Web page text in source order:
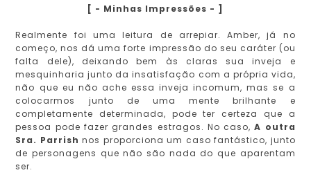
[ - Minhas Impressões - ]
Realmente foi uma leitura de arrepiar. Amber, já no
começo, nos dá uma forte impressão do seu caráter (ou
falta dele), deixando bem às claras sua inveja e
mesquinharia junto da insatisfação com a própria vida,
não que eu não ache essa inveja incomum, mas se a
colocarmos junto de uma mente brilhante e
completamente determinada, pode ter certeza que a
pessoa pode fazer grandes estragos. No caso,A outra
Sra. Parrish nos proporciona um caso fantástico, junto
de personagens que não são nada do que aparentam
ser.